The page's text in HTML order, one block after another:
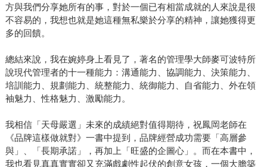
方與我們分享她所有的事，對於一個已有相當成就的人來說是很
不容易的，我想也就是她這種無私樂於分享的精神，讓她獲得更
多的回饋。
總結來說，我在婉婷身上看見了，著名的管理學大師麥可波特所
說現代管理者的十一種能力：溝通能力、協調能力、決策能力、
培訓能力、規劃能力、統整能力、統御能力、自省能力、外在領
袖魅力、性格魅力、激勵能力。
我相信「天母嚴選」未來的成績絕對值得期待，祝鳳岡老師在
《品牌這樣做就對》一書中提到，品牌經營成功需要「高層參
與」、「長期承諾」，再加上「旺盛的企圖心」。而在本書中，
我也看見真真實實卻又充滿戲劇性起伏的創意女孩，一個大膽築